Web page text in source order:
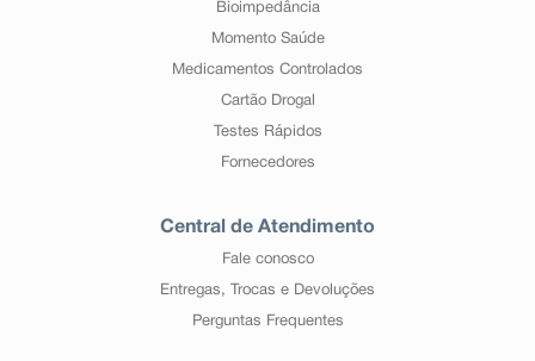
Bioimpedância
Momento Saúde
Medicamentos Controlados
Cartão Drogal
Testes Rápidos
Fornecedores
Central de Atendimento
Fale conosco
Entregas, Trocas e Devoluções
Perguntas Frequentes